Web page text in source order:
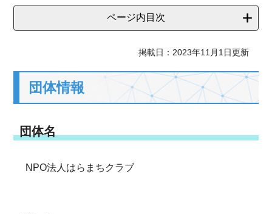
ページ内目次
掲載日：2023年11月1日更新
団体情報
団体名
NPO法人はらまちクラブ